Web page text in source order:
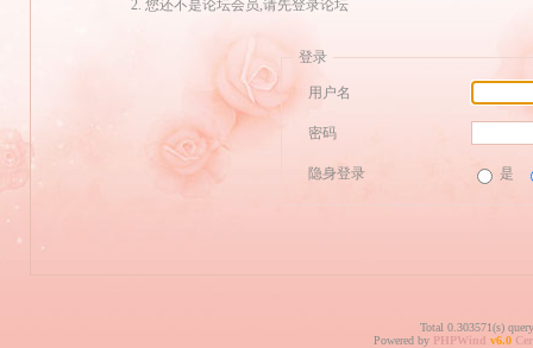
您还不是论坛会员,请先登录论坛
登录
用户名
密码
隐身登录 是
Total 0.303571(s)
Powered by PHPWind v6.0